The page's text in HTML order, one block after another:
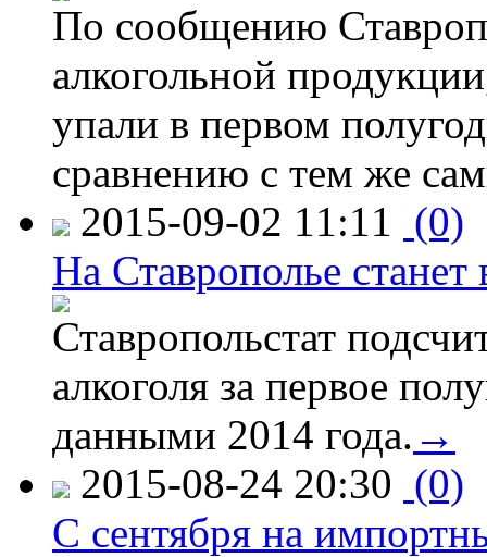
По сообщению
алкогольной
упали в первом
сравнению с тем же
2015-09-02 11:11 (0)
На Ставрополье
Ставропольстат
алкоголя за первое
данными 2014 года. →
2015-08-24 20:30 (0)
C сентября на